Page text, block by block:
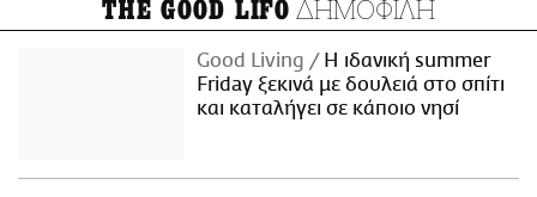
THE GOOD LIFO ΔΗΜΟΦΙΛΗ
Good Living
Η ιδανική summer
Friday ξεκινά με δουλειά στο σπίτι
και καταλήγει σε κάποιο νησί